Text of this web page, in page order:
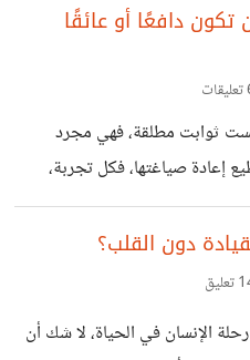
تؤدي هذه الأفكار إلى شعور
الدراسة وتوقع الفشل في
هذه الأفكار اللاعقلانية
عقلانية مثل "هذه المادة
يمكنني طلب المساعده
دافعًا أو عائقًا
ثوابت مطلقة، فهي مجرد
إعادة صياغتها، فكل تجربة،
درسًا يمكننا الاستفادة منه
ويكون مصدرًا للإلهام والتشجيع. فالذكريات الإيجابية تذكرنا
بأنفسنا، ففي ذكرى إنجاز كبير،
أمل، قد نغرق في مشاعر
دون القلب؟
الإنسان في الحياة، لا شك أن